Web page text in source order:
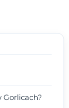
Gorlicach?